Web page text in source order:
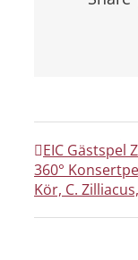
EIC Gästspel
360°
Kör, C.